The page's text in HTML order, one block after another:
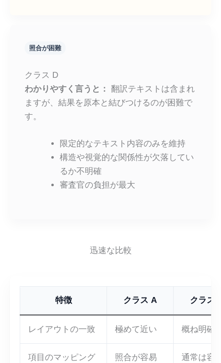
照合が困難
クラス D
わかりやすく言うと：
翻訳テキストは含まれ
ますが、結果を原本と結びつけるのが困難で
す。
限定的なテキスト内容のみを維持
構造や視覚的な関係性が欠落してい
るか不明確
審査官の負担が最大
迅速な比較
特徴 クラス A クラス
レイアウトの一致 極めて近い 概ね明確
項目のマッピング 照合が容易 通常は容